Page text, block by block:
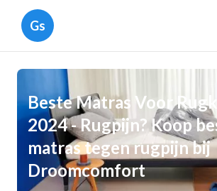
Gs
Beste Matras Voor
2024 - Rugpijn? Koop
matras tegen rugpijn bij
Droomcomfort